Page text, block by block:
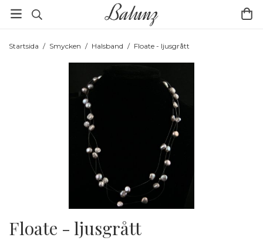
Startsida / Smycken / Halsband / Floate - ljusgrått
Floate - ljusgrått